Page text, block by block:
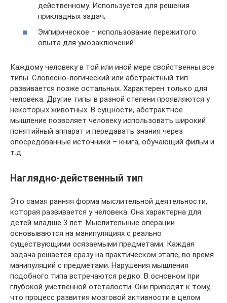
действенному. Используется для решения
прикладных задач;
Эмпирическое – использование пережитого
опыта для умозаключений.
Каждому человеку в той или иной мере свойственны все
типы. Словесно-логический или абстрактный тип
развивается позже остальных. Характерен только для
человека. Другие типы в разной степени проявляются у
некоторых животных. В сущности, абстрактное
мышление позволяет человеку использовать широкий
понятийный аппарат и передавать знания через
опосредованные источники – книга, обучающий фильм и
т.д.
Наглядно-действенный тип
Это самая ранняя форма мыслительной деятельности,
которая развивается у человека. Она характерна для
детей младше 3 лет. Мыслительные операции
основываются на манипуляциях с реально
существующими осязаемыми предметами. Каждая
задача решается сразу на практическом этапе, во время
манипуляций с предметами. Нарушения мышления
подобного типа встречаются редко. В основном при
глубокой умственной отсталости. Они приводят к тому,
что процесс развития мозговой активности в целом